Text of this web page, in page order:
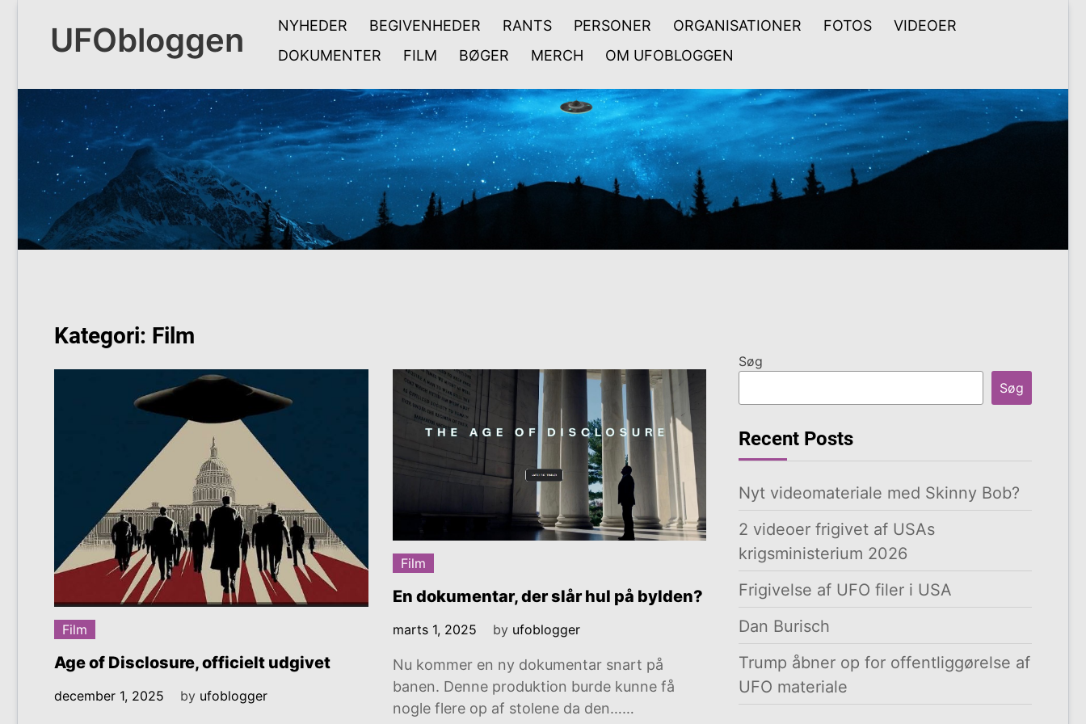
contentUFObloggen NYHEDER BEGIVENHEDER RANTS PERSONER ORGANISATIONER FOTOS
VIDEOER
DOKUMENTER
FILM BØGER MERCH OM UFOBLOGGEN
Kategori: Film
Film
Age of Disclosure, officielt udgivet
december 1, 2025 by ufoblogger
Film
En dokumentar, der slår hul på bylden?
marts 1, 2025 by ufoblogger
Nu kommer en ny dokumentar snart på
banen. Denne produktion burde kunne få
nogle flere op af stolene da den……
Søg
Søg
Recent Posts
Nyt videomateriale med Skinny Bob?
2 videoer frigivet af USAs
krigsministerium 2026
Frigivelse af UFO filer i USA
Dan Burisch
Trump åbner op for offentliggørelse af
UFO materiale